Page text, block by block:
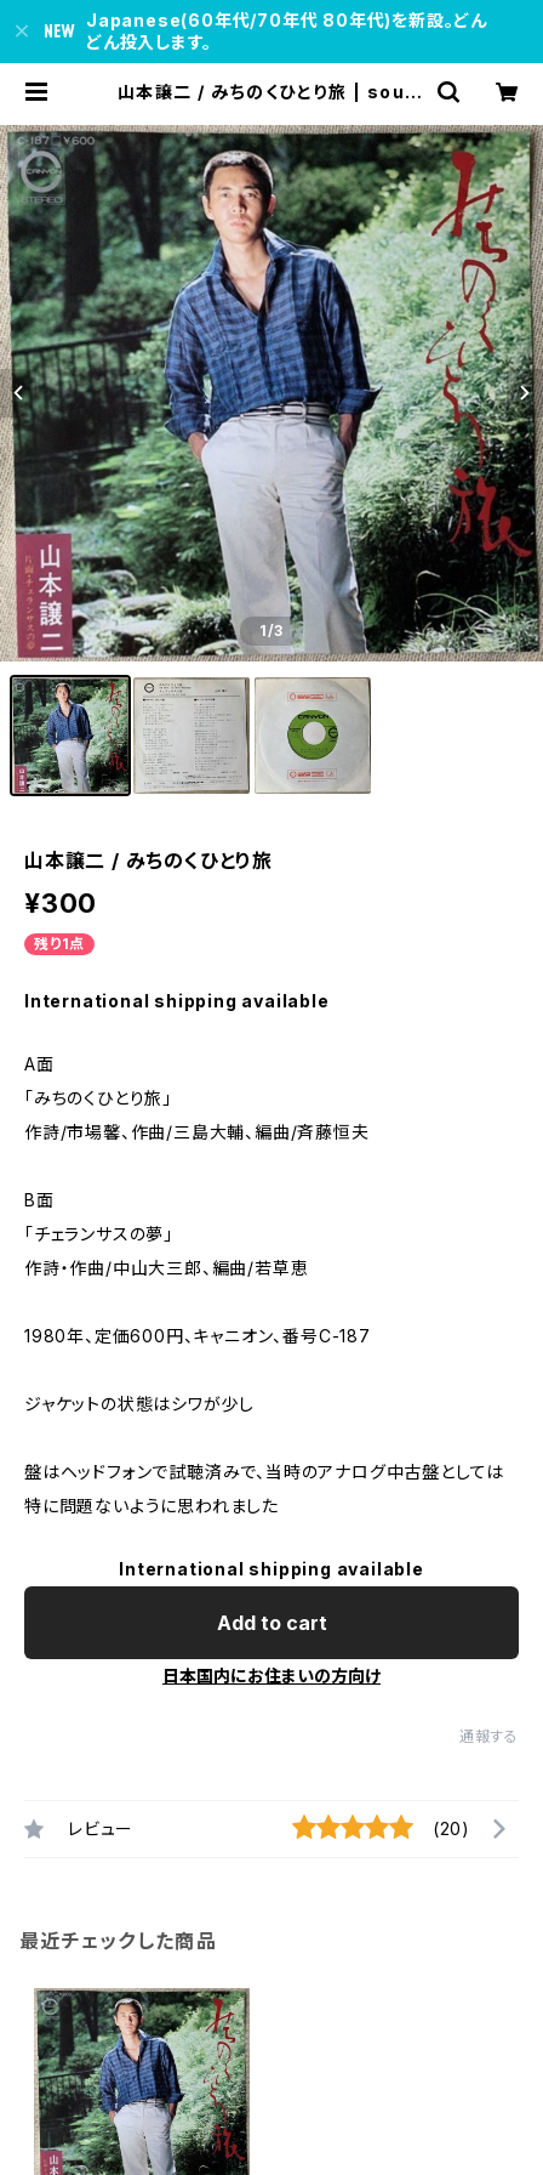
Japanese(60年代/70年代 80年代)を新設。どん
どん投入します。
山本譲二 / みちのくひとり旅 | soul r
1/3
山本譲二 / みちのくひとり旅
¥300
残り1点
International shipping available
A面
「みちのくひとり旅」
作詩/市場馨、作曲/三島大輔、編曲/斉藤恒夫
B面
「チェランサスの夢」
作詩・作曲/中山大三郎、編曲/若草恵
1980年、定価600円、キャニオン、番号C-187
ジャケットの状態はシワが少し
盤はヘッドフォンで試聴済みで、当時のアナログ中古盤としては
特に問題ないように思われました
International shipping available
Add to cart
日本国内にお住まいの方向け
通報する
レビュー (20)
最近チェックした商品